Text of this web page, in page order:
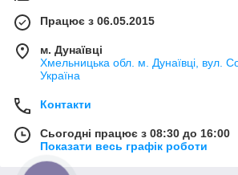
Працює з 06.05.2015
м. Дунаївці
Хмельницька обл. м. Дунаївці, вул.
Україна
Контакти
Сьогодні працює з 08:30 до 16:00
Показати весь графік роботи